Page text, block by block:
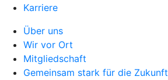
Karriere
Über uns
Wir vor Ort
Mitgliedschaft
Gemeinsam stark für die Zukunft